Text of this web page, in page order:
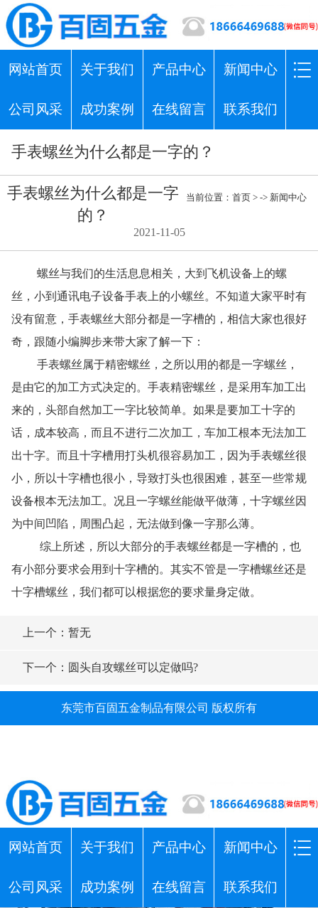
网站首页 关于我们 产品中心 新闻中心
公司风采 成功案例 在线留言 联系我们
手表螺丝为什么都是一字的？
当前位置： 首页 > -> 新闻中心
手表螺丝为什么都是一字
的？
2021-11-05
螺丝与我们的生活息息相关，大到飞机设备上的螺
丝，小到通讯电子设备手表上的小螺丝。不知道大家平时有
没有留意，手表螺丝大部分都是一字槽的，相信大家也很好
奇，跟随小编脚步来带大家了解一下：
手表螺丝属于精密螺丝，之所以用的都是一字螺丝，
是由它的加工方式决定的。手表精密螺丝，是采用车加工出
来的，头部自然加工一字比较简单。如果是要加工十字的
话，成本较高，而且不进行二次加工，车加工根本无法加工
出十字。而且十字槽用打头机很容易加工，因为手表螺丝很
小，所以十字槽也很小，导致打头也很困难，甚至一些常规
设备根本无法加工。况且一字螺丝能做平做薄，十字螺丝因
为中间凹陷，周围凸起，无法做到像一字那么薄。
综上所述，所以大部分的手表螺丝都是一字槽的，也
有小部分要求会用到十字槽的。其实不管是一字槽螺丝还是
十字槽螺丝，我们都可以根据您的要求量身定做。
上一个：暂无
下一个：圆头自攻螺丝可以定做吗?
东莞市百固五金制品有限公司 版权所有
网站首页 关于我们 产品中心 新闻中心
公司风采 成功案例 在线留言 联系我们